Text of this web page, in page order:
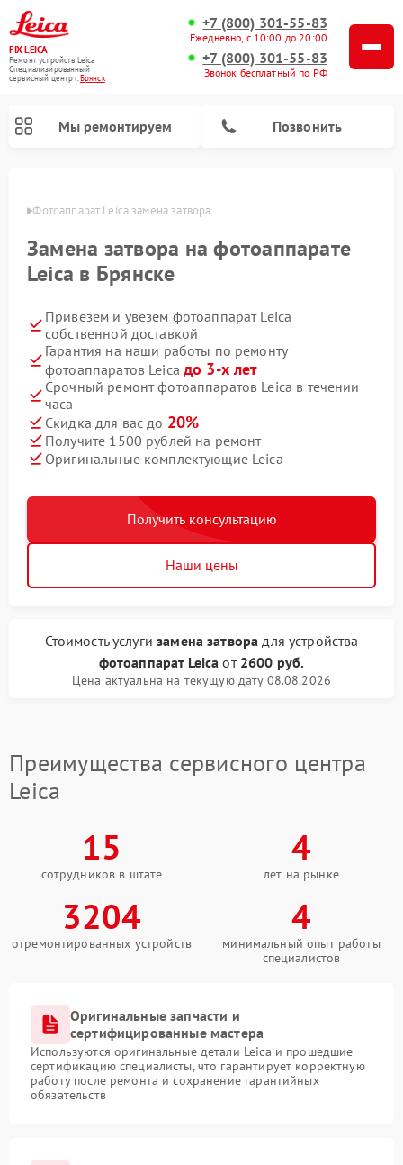
FIX-LEICA
Ремонт устройств Leica
Специализированный
cервисный центр г.Брянск
+7 (800) 301-55-83
Ежедневно, с 10:00 до 20:00
+7 (800) 301-55-83
Звонок бесплатный по РФ
Мы ремонтируем Позвонить
Фотоаппарат Leica замена затвора
Замена затвора на фотоаппарате
Leica в Брянске
Привезем и увезем фотоаппарат Leica
собственной доставкой
Гарантия на наши работы по ремонту
фотоаппаратов Leicaдо 3-х лет
Срочный ремонт фотоаппаратов Leica в течении
часа
Скидка для вас до 20%
Получите 1500 рублей на ремонт
Оригинальные комплектующие Leica
Получить консультацию
Наши цены
Стоимость услугизамена затвора для устройства
фотоаппарат Leica от 2600 руб.
Цена актуальна на текущую дату 08.08.2026
Преимущества сервисного центра
Leica
15
сотрудников в штате
4
лет на рынке
3204
отремонтированных устройств
4
минимальный опыт работы
специалистов
Оригинальные запчасти и
сертифицированные мастера
Используются оригинальные детали Leica и прошедшие
сертификацию специалисты, что гарантирует корректную
работу после ремонта и сохранение гарантийных
обязательств